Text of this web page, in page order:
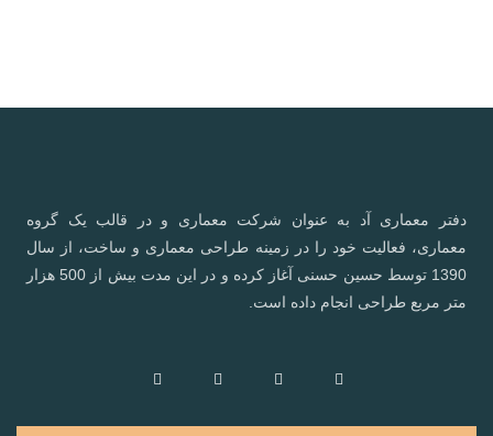
دفتر معماری آد به عنوان شرکت معماری و در قالب یک گروه
معماری، فعالیت خود را در زمینه طراحی معماری و ساخت، از سال
1390 توسط حسین حسنی آغاز کرده و در این مدت بیش از 500 هزار
متر مربع طراحی انجام داده است.